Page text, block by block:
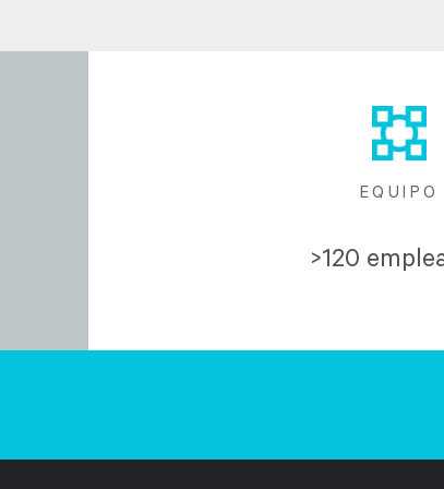
EQUIPO
>120